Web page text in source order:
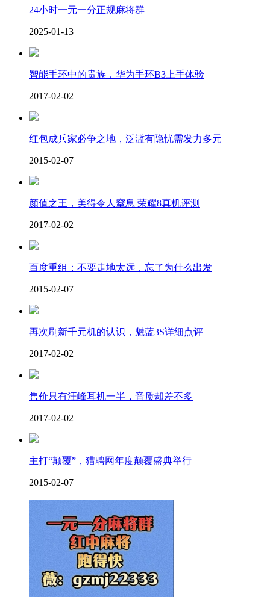
24小时一元一分正规麻将群
2025-01-13
智能手环中的贵族，华为手环B3上手体验
2017-02-02
红包成兵家必争之地，泛滥有隐忧需发力多元
2015-02-07
颜值之王，美得令人窒息 荣耀8真机评测
2017-02-02
百度重组：不要走地太远，忘了为什么出发
2015-02-07
再次刷新千元机的认识，魅蓝3S详细点评
2017-02-02
售价只有汪峰耳机一半，音质却差不多
2017-02-02
主打“颠覆”，猎聘网年度颠覆盛典举行
2015-02-07